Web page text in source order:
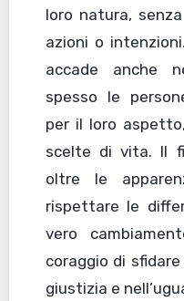
loro natura,
azioni o
accade anche
spesso le
per il loro
scelte di vita. Il
oltre le
rispettare le
vero
coraggio di
giustizia e